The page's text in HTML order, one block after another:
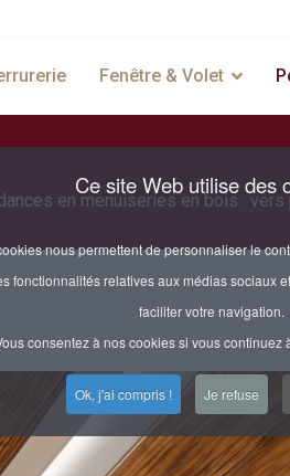
Fenêtre & Volet
en menuiseries en bois :
Ce site Web utilise des
nous permettent de personnaliser le
fonctionnalités relatives aux médias sociaux
faciliter votre navigation.
consentez à nos cookies si vous continuez
Ok, j'ai compris ! Je refuse